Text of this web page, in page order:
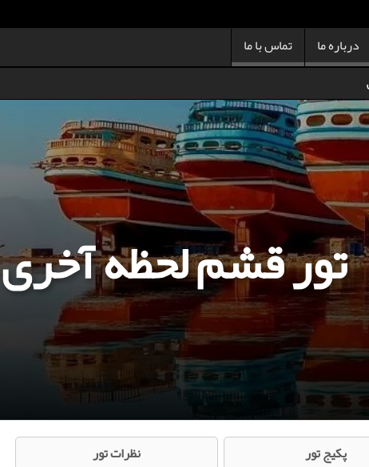
درباره ما تماس با ما
تور قشم لحظه آخری
پکیج تور نظرات تور